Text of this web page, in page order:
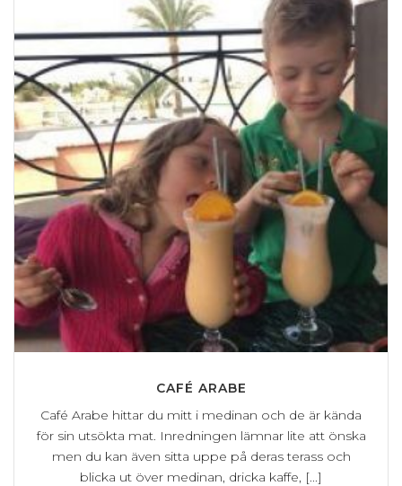
CAFÉ ARABE
Café Arabe hittar du mitt i medinan och de är kända
för sin utsökta mat. Inredningen lämnar lite att önska
men du kan även sitta uppe på deras terass och
blicka ut över medinan, dricka kaffe, [...]